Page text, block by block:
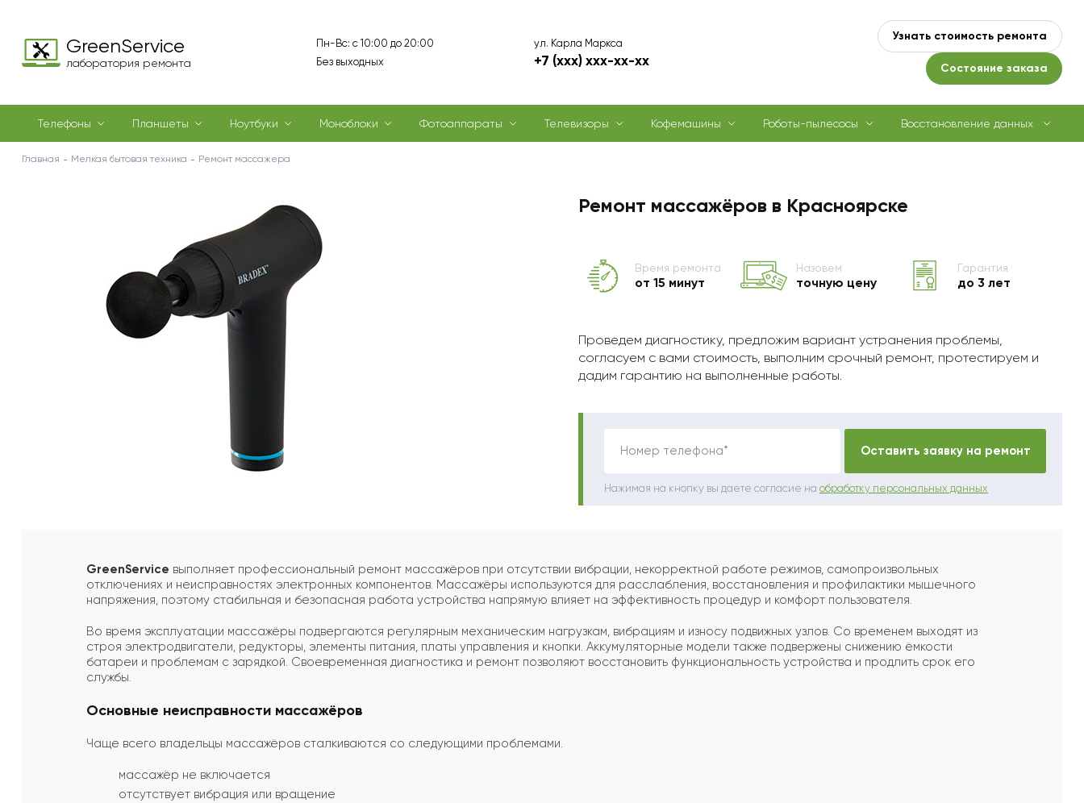
GreenService
лаборатория ремонта
Пн-Вс: с 10:00 до 20:00
Без выходных
ул. Карла Маркса
+7 (xxx) xxx-xx-xx
Узнать стоимость ремонта
Состояние заказа
Телефоны Планшеты Ноутбуки Моноблоки Фотоаппараты Телевизоры Кофемашины Роботы-пылесосы Восстановление данных
Главная Мелкая бытовая техника Ремонт массажера
Ремонт массажёров в Красноярске
Время ремонта
от 15 минут
Назовем
точную цену
Гарантия
до 3 лет
Проведем диагностику, предложим вариант устранения проблемы,
согласуем с вами стоимость, выполним срочный ремонт, протестируем и
дадим гарантию на выполненные работы.
Номер телефона* Оставить заявку на ремонт
Нажимая на кнопку вы даете согласие на обработку персональных данных
GreenService выполняет профессиональный ремонт массажёров при отсутствии вибрации, некорректной работе режимов, самопроизвольных
отключениях и неисправностях электронных компонентов. Массажёры используются для расслабления, восстановления и профилактики мышечного
напряжения, поэтому стабильная и безопасная работа устройства напрямую влияет на эффективность процедур и комфорт пользователя.
Во время эксплуатации массажёры подвергаются регулярным механическим нагрузкам, вибрациям и износу подвижных узлов. Со временем выходят из
строя электродвигатели, редукторы, элементы питания, платы управления и кнопки. Аккумуляторные модели также подвержены снижению ёмкости
батареи и проблемам с зарядкой. Своевременная диагностика и ремонт позволяют восстановить функциональность устройства и продлить срок его
службы.
Основные неисправности массажёров
Чаще всего владельцы массажёров сталкиваются со следующими проблемами.
массажёр не включается
отсутствует вибрация или вращение